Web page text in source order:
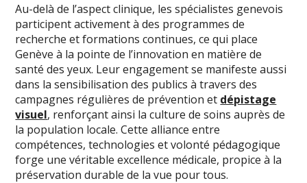
Au-delà de l’aspect clinique, les spécialistes genevois
participent activement à des programmes de
recherche et formations continues, ce qui place
Genève à la pointe de l’innovation en matière de
santé des yeux. Leur engagement se manifeste aussi
dans la sensibilisation des publics à travers des
campagnes régulières de prévention et dépistage
visuel, renforçant ainsi la culture de soins auprès de
la population locale. Cette alliance entre
compétences, technologies et volonté pédagogique
forge une véritable excellence médicale, propice à la
préservation durable de la vue pour tous.